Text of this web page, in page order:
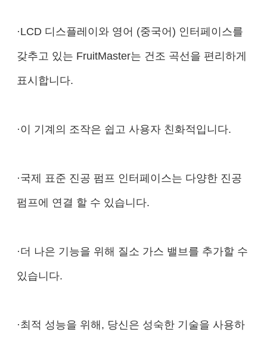
·LCD 디스플레이와 영어 (중국어) 인터페이스를
갖추고 있는 FruitMaster는 건조 곡선을 편리하게
표시합니다.
·이 기계의 조작은 쉽고 사용자 친화적입니다.
·국제 표준 진공 펌프 인터페이스는 다양한 진공
펌프에 연결 할 수 있습니다.
·더 나은 기능을 위해 질소 가스 밸브를 추가할 수
있습니다.
·최적 성능을 위해, 당신은 성숙한 기술을 사용하